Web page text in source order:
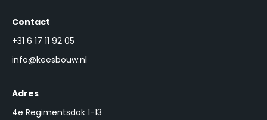
Contact
+31 6 17 11 92 05
info@keesbouw.nl
Adres
4e Regimentsdok 1-13